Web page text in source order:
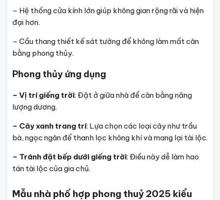
– Hệ thống cửa kính lớn giúp không gian rộng rãi và hiện
đại hơn.
– Cầu thang thiết kế sát tường để không làm mất cân
bằng phong thủy.
Phong thủy ứng dụng
– Vị trí giếng trời: Đặt ở giữa nhà để cân bằng năng
lượng dương.
– Cây xanh trang trí: Lựa chọn các loại cây như trầu
bà, ngọc ngân để thanh lọc không khí và mang lại tài lộc.
– Tránh đặt bếp dưới giếng trời: Điều này dễ làm hao
tán tài lộc của gia chủ.
Mẫu nhà phố hợp phong thuỷ 2025 kiểu